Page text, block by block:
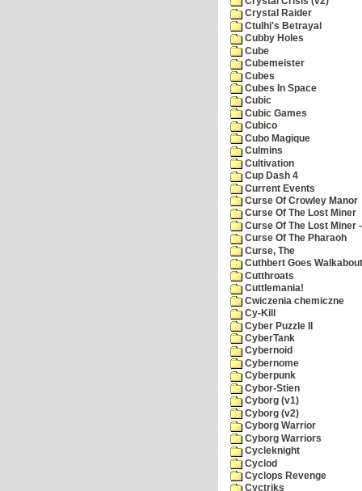
Crystal Raider
Ctulhi's Betrayal
Cubby Holes
Cube
Cubemeister
Cubes
Cubes In Space
Cubic
Cubic Games
Cubico
Cubo Magique
Culmins
Cultivation
Cup Dash 4
Current Events
Curse Of Crowley Manor
Curse Of The Lost Miner
Curse Of The Lost Miner
Curse Of The Pharaoh
Curse, The
Cuthbert Goes Walkabout
Cutthroats
Cuttlemania!
Cwiczenia chemiczne
Cy-Kill
Cyber Puzzle II
CyberTank
Cybernoid
Cybernome
Cyberpunk
Cybor-Stien
Cyborg (v1)
Cyborg (v2)
Cyborg Warrior
Cyborg Warriors
Cycleknight
Cyclod
Cyclops Revenge
Cyctriks